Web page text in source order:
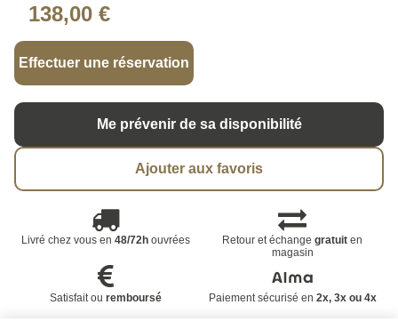
138,00 €
Effectuer une réservation
Me prévenir de sa disponibilité
Ajouter aux favoris
Livré chez vous en 48/72houvrées Retour et échangegratuit en
magasin
Satisfait ou remboursé Paiement sécurisé en 2x, 3x ou 4x